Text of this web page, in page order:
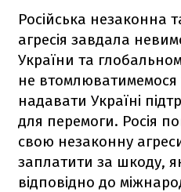
Російська незаконна
агресія завдала
України та
не втомлюватимемося
надавати Україні
для перемоги. Росія
свою незаконну
заплатити за шкоду,
відповідно до